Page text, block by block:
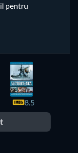
pentru
8.5